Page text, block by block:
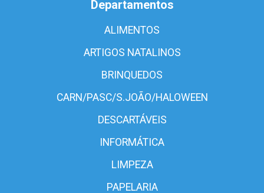
Departamentos
ALIMENTOS
ARTIGOS NATALINOS
BRINQUEDOS
CARN/PASC/S.JOÃO/HALOWEEN
DESCARTÁVEIS
INFORMÁTICA
LIMPEZA
PAPELARIA